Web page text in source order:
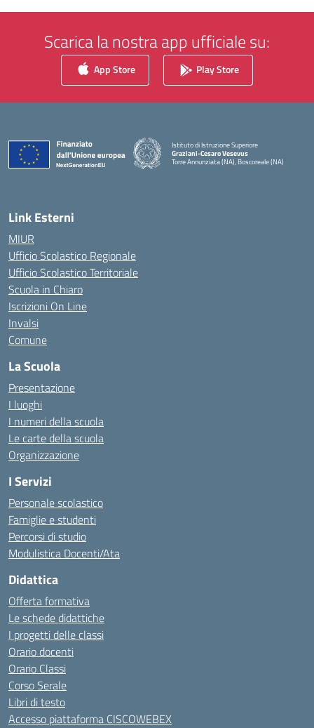
Scarica la nostra app ufficiale su:
App Store Play Store
Istituto di Istruzione Superiore
Graziani-Cesaro Vesevus
Torre Annunziata (NA), Boscoreale (NA)
Link Esterni
MIUR
Ufficio Scolastico Regionale
Ufficio Scolastico Territoriale
Scuola in Chiaro
Iscrizioni On Line
Invalsi
Comune
La Scuola
Presentazione
I luoghi
I numeri della scuola
Le carte della scuola
Organizzazione
I Servizi
Personale scolastico
Famiglie e studenti
Percorsi di studio
Modulistica Docenti/Ata
Didattica
Offerta formativa
Le schede didattiche
I progetti delle classi
Orario docenti
Orario Classi
Corso Serale
Libri di testo
Accesso piattaforma CISCOWEBEX